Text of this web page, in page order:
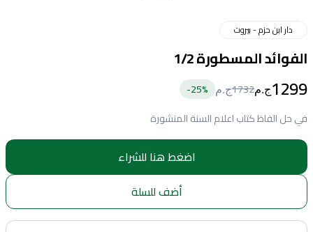
دار ابن حزم - بيروت
الفوائد المسطورة 1/2
1299ج.م1732ج.م 25%-
في حل الفاظ كتاب اعلام السنة المنشورة
اضغط هنا للشراء
أضف للسلة